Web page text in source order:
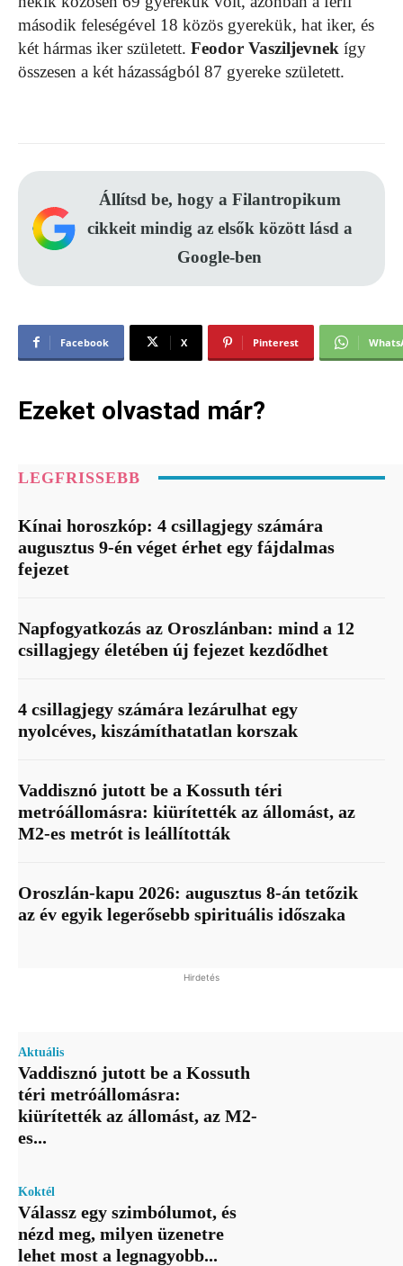
második feleségével 18 közös gyerekük, hat iker, és
két hármas iker született. Feodor Vasziljevnek így
összesen a két házasságból 87 gyereke született.
Állítsd be, hogy a Filantropikum
cikkeit mindig az elsők között lásd a
Google-ben
Facebook X Pinterest
Ezeket olvastad már?
LEGFRISSEBB
Kínai horoszkóp: 4 csillagjegy számára
augusztus 9-én véget érhet egy fájdalmas
fejezet
Napfogyatkozás az Oroszlánban: mind a 12
csillagjegy életében új fejezet kezdődhet
4 csillagjegy számára lezárulhat egy
nyolcéves, kiszámíthatatlan korszak
Vaddisznó jutott be a Kossuth téri
metróállomásra: kiürítették az állomást, az
M2-es metrót is leállították
Oroszlán-kapu 2026: augusztus 8-án tetőzik
az év egyik legerősebb spirituális időszaka
Hirdetés
Aktuális
Vaddisznó jutott be a Kossuth
téri metróállomásra:
kiürítették az állomást, az M2-
es...
Koktél
Válassz egy szimbólumot, és
nézd meg, milyen üzenetre
lehet most a legnagyobb...